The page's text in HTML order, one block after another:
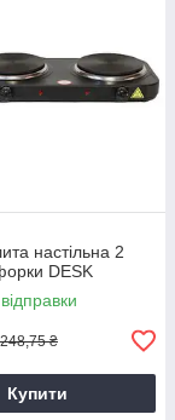
настільна 2
DESK
₴
Купити